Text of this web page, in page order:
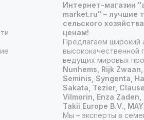
доставку, чтобы вы могли начать
и яркими цветами!
Интернет-магазин
market.ru" – лучшие
сельского
ценам!
Предлагаем широкий
высококачественной
ведущих мировых
Nunhems, Rijk Zwaan,
Seminis, Syngenta,
Sakata, Tezier,
Vilmorin, Enza Zaden,
Takii Europe B.V.,
Мы – эксперты в